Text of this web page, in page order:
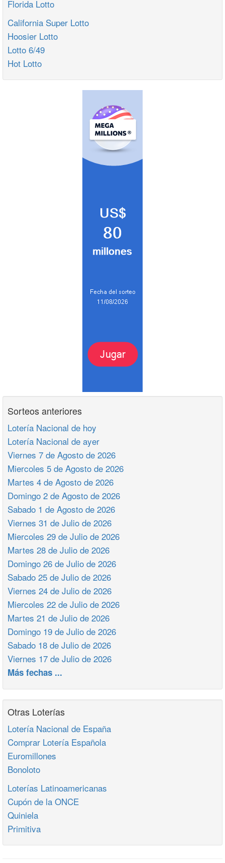
Florida Lotto
California Super Lotto
Hoosier Lotto
Lotto 6/49
Hot Lotto
Sorteos anteriores
Lotería Nacional de hoy
Lotería Nacional de ayer
Viernes 7 de Agosto de 2026
Miercoles 5 de Agosto de 2026
Martes 4 de Agosto de 2026
Domingo 2 de Agosto de 2026
Sabado 1 de Agosto de 2026
Viernes 31 de Julio de 2026
Miercoles 29 de Julio de 2026
Martes 28 de Julio de 2026
Domingo 26 de Julio de 2026
Sabado 25 de Julio de 2026
Viernes 24 de Julio de 2026
Miercoles 22 de Julio de 2026
Martes 21 de Julio de 2026
Domingo 19 de Julio de 2026
Sabado 18 de Julio de 2026
Viernes 17 de Julio de 2026
Más fechas ...
Otras Loterías
Lotería Nacional de España
Comprar Lotería Española
Euromillones
Bonoloto
Loterías Latinoamericanas
Cupón de la ONCE
Quiniela
Primitiva